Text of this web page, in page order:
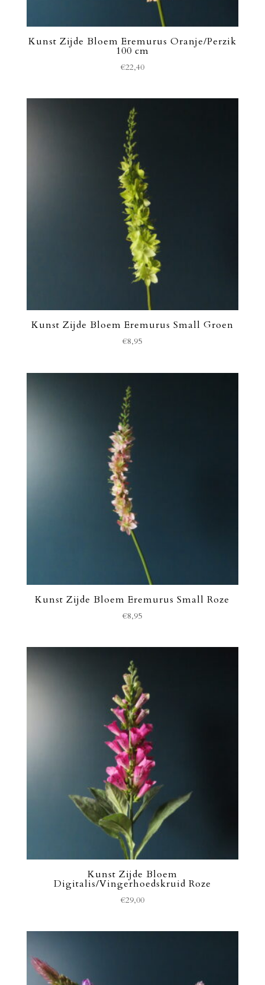
Kunst Zijde Bloem Eremurus Oranje/Perzik
100 cm
€22,40
Kunst Zijde Bloem Eremurus Small Groen
€8,95
Kunst Zijde Bloem Eremurus Small Roze
€8,95
Kunst Zijde Bloem
Digitalis/Vingerhoedskruid Roze
€29,00